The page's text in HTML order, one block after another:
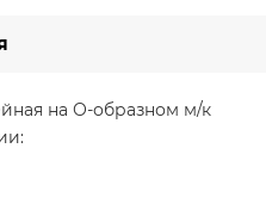
на О-образном м/к